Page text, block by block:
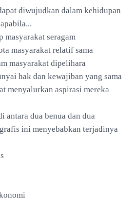
diwujudkan dalam kehidupan
apabila...
masyarakat seragam
masyarakat relatif sama
masyarakat dipelihara
hak dan kewajiban yang sama
menyalurkan aspirasi mereka
antara dua benua dan dua
ini menyebabkan terjadinya